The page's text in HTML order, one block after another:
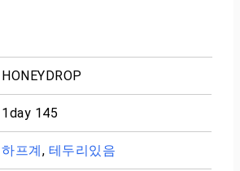
HONEYDROP
1day 145
하프계, 테두리있음